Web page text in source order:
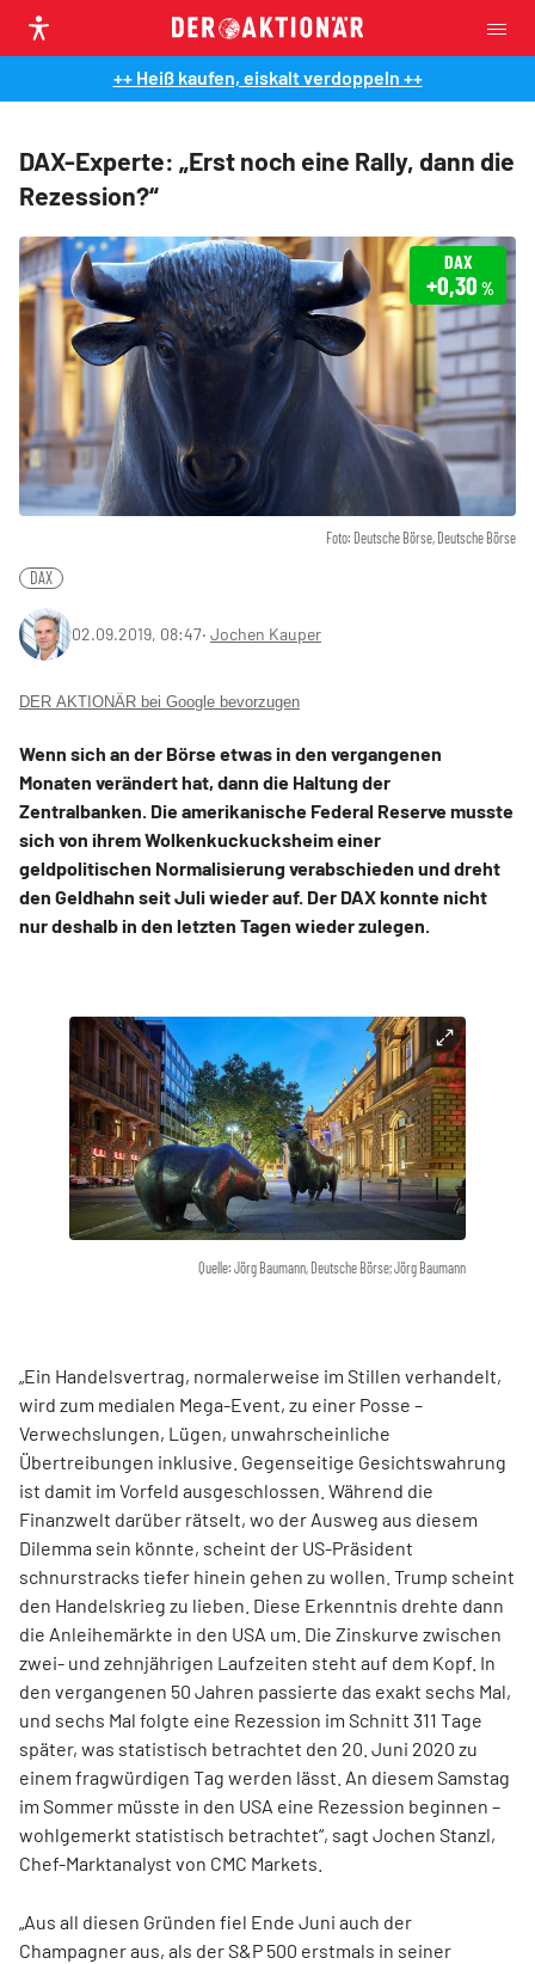
++ Heiß kaufen, eiskalt verdoppeln ++
DAX-Experte: „Erst noch eine Rally, dann die
Rezession?“
Foto: Deutsche Börse, Deutsche Börse
DAX
+0,30 %
DAX
02.09.2019, 08:47‧ Jochen Kauper
DER AKTIONÄR bei Google bevorzugen
Wenn sich an der Börse etwas in den vergangenen
Monaten verändert hat, dann die Haltung der
Zentralbanken. Die amerikanische Federal Reserve musste
sich von ihrem Wolkenkuckucksheim einer
geldpolitischen Normalisierung verabschieden und dreht
den Geldhahn seit Juli wieder auf. Der DAX konnte nicht
nur deshalb in den letzten Tagen wieder zulegen.
Quelle: Jörg Baumann, Deutsche Börse; Jörg Baumann
„Ein Handelsvertrag, normalerweise im Stillen verhandelt,
wird zum medialen Mega-Event, zu einer Posse –
Verwechslungen, Lügen, unwahrscheinliche
Übertreibungen inklusive. Gegenseitige Gesichtswahrung
ist damit im Vorfeld ausgeschlossen. Während die
Finanzwelt darüber rätselt, wo der Ausweg aus diesem
Dilemma sein könnte, scheint der US-Präsident
schnurstracks tiefer hinein gehen zu wollen. Trump scheint
den Handelskrieg zu lieben. Diese Erkenntnis drehte dann
die Anleihemärkte in den USA um. Die Zinskurve zwischen
zwei- und zehnjährigen Laufzeiten steht auf dem Kopf. In
den vergangenen 50 Jahren passierte das exakt sechs Mal,
und sechs Mal folgte eine Rezession im Schnitt 311 Tage
später, was statistisch betrachtet den 20. Juni 2020 zu
einem fragwürdigen Tag werden lässt. An diesem Samstag
im Sommer müsste in den USA eine Rezession beginnen –
wohlgemerkt statistisch betrachtet“, sagt Jochen Stanzl,
Chef-Marktanalyst von CMC Markets.
„Aus all diesen Gründen fiel Ende Juni auch der
Champagner aus, als der S&P 500 erstmals in seiner